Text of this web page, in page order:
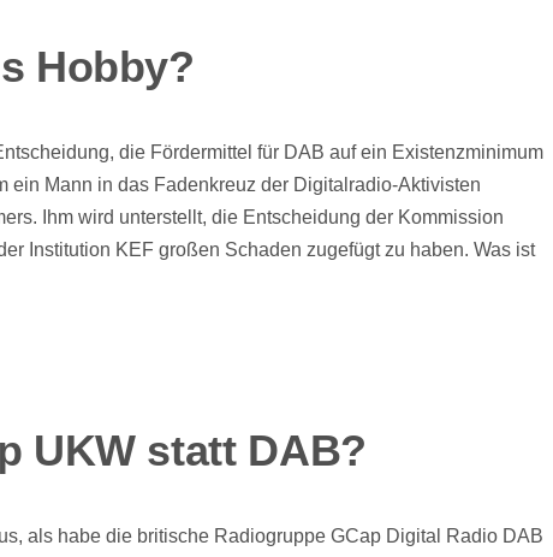
Hobby?
die Fördermittel für DAB auf ein Existenzminimum
ein Mann in das Fadenkreuz der Digitalradio-Aktivisten
Ihm wird unterstellt, die Entscheidung der Kommission
Institution KEF großen Schaden zugefügt zu haben. Was ist
UKW statt DAB?
als habe die britische Radiogruppe GCap Digital Radio DAB